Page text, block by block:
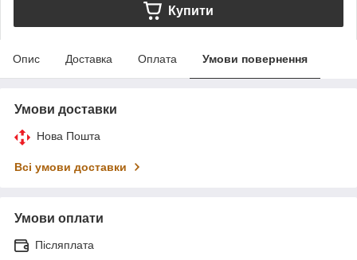
Купити
Опис Доставка Оплата Умови повернення
Умови доставки
Нова Пошта
Всі умови доставки
Умови оплати
Післяплата